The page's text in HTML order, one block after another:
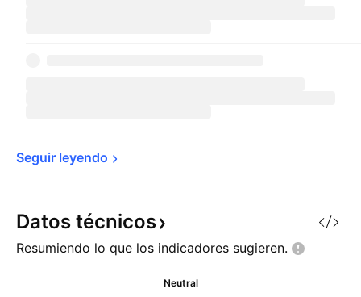
Seguir leyendo
Datos técnicos
Resumiendo lo que los indicadores sugieren.
Neutral